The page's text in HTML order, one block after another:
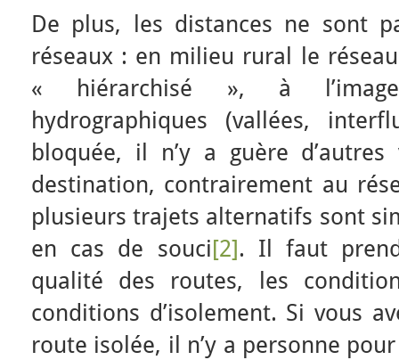
De plus, les distances ne sont
réseaux : en milieu rural le
« hiérarchisé », à l’image
hydrographiques (vallées,
bloquée, il n’y a guère
destination, contrairement au
plusieurs trajets alternatifs sont
en cas de souci[2]. Il faut
qualité des routes, les
conditions d’isolement. Si vous
route isolée, il n’y a personne